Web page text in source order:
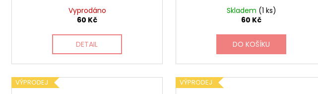
Vyprodáno
60 Kč
DETAIL
Skladem (1 ks)
60 Kč
DO KOŠÍKU
VÝPRODEJ VÝPRODEJ